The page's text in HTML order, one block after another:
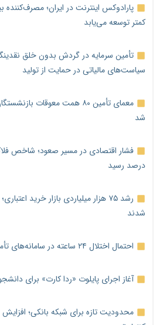
پارادوکس اینترنت در ایران؛ مصرف‌کننده
کمتر توسعه می‌یابد
تأمین سرمایه در گردش بدون خلق
سیاست‌های مالیاتی در حمایت از تولید
معمای تأمین ۸۰ همت معوقات
شد
درصد رسید
رشد ۷۵ هزار میلیاردی بازار خرید
شدند
احتمال اختلال ۲۴ ساعته در سامانه‌های تأمین اجتماعی
آغاز اجرای پایلوت «ردا کارت» برای
محدودیت تازه برای شبکه بانکی؛